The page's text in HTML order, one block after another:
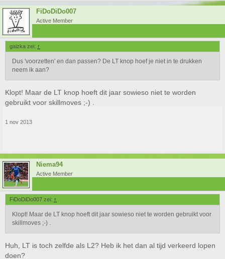
FiDoDiDo007
Active Member
gaizka zei: ↑
Dus 'voorzetten' en dan passen? De LT knop hoef je niet in te drukken
neem ik aan?
Klopt! Maar de LT knop hoeft dit jaar sowieso niet te worden
gebruikt voor skillmoves ;-) .
1 nov 2013
Niema94
Active Member
FiDoDiDo007 zei: ↑
Klopt! Maar de LT knop hoeft dit jaar sowieso niet te worden gebruikt voor
skillmoves ;-) .
Huh, LT is toch zelfde als L2? Heb ik het dan al tijd verkeerd lopen
doen?